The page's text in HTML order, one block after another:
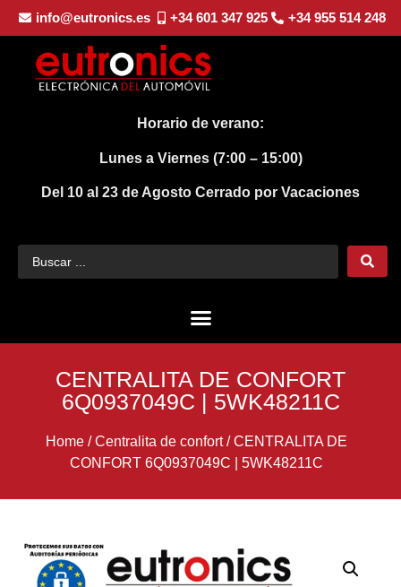
info@eutronics.es +34 601 347 925 +34 955 514 248
Horario de verano:
Lunes a Viernes (7:00 – 15:00)
Del 10 al 23 de Agosto Cerrado por Vacaciones
CENTRALITA DE CONFORT
6Q0937049C | 5WK48211C
Home /Centralita de confort/CENTRALITA DE
CONFORT 6Q0937049C | 5WK48211C